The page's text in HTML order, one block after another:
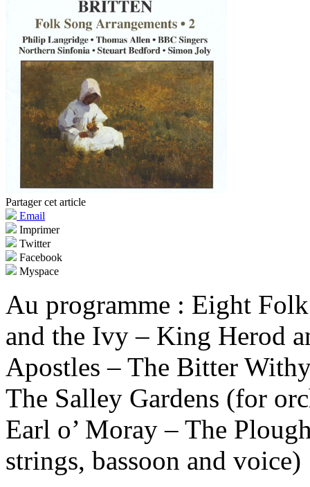
Partager cet article
Email
Imprimer
Twitter
Facebook
Myspace
Au programme : Eight
and the Ivy – King Herod
Apostles – The Bitter
The Salley Gardens (for
Earl o’ Moray – The
strings, bassoon and voice)